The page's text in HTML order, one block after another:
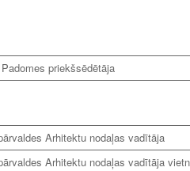
priekšsēdētāja
Arhitektu nodaļas vadītāja
Arhitektu nodaļas vadītāja